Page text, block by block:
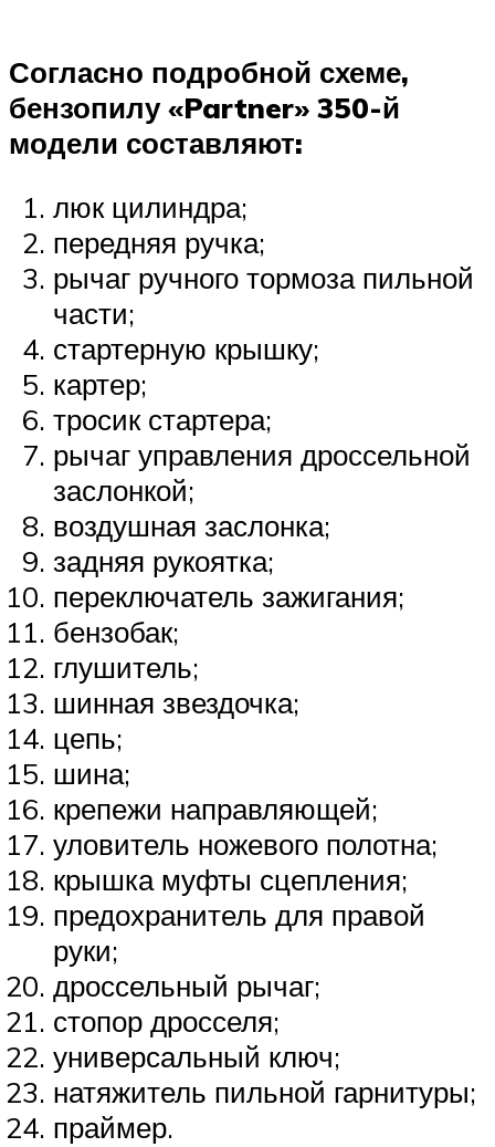
Согласно подробной схеме,
бензопилу «Partner» 350-й
модели составляют:
люк цилиндра;
передняя ручка;
рычаг ручного тормоза пильной
части;
стартерную крышку;
картер;
тросик стартера;
рычаг управления дроссельной
заслонкой;
воздушная заслонка;
задняя рукоятка;
переключатель зажигания;
бензобак;
глушитель;
шинная звездочка;
цепь;
шина;
крепежи направляющей;
уловитель ножевого полотна;
крышка муфты сцепления;
предохранитель для правой
руки;
дроссельный рычаг;
стопор дросселя;
универсальный ключ;
натяжитель пильной гарнитуры;
праймер.